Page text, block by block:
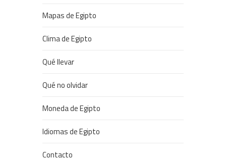
Mapas de Egipto
Clima de Egipto
Qué llevar
Qué no olvidar
Moneda de Egipto
Idiomas de Egipto
Contacto